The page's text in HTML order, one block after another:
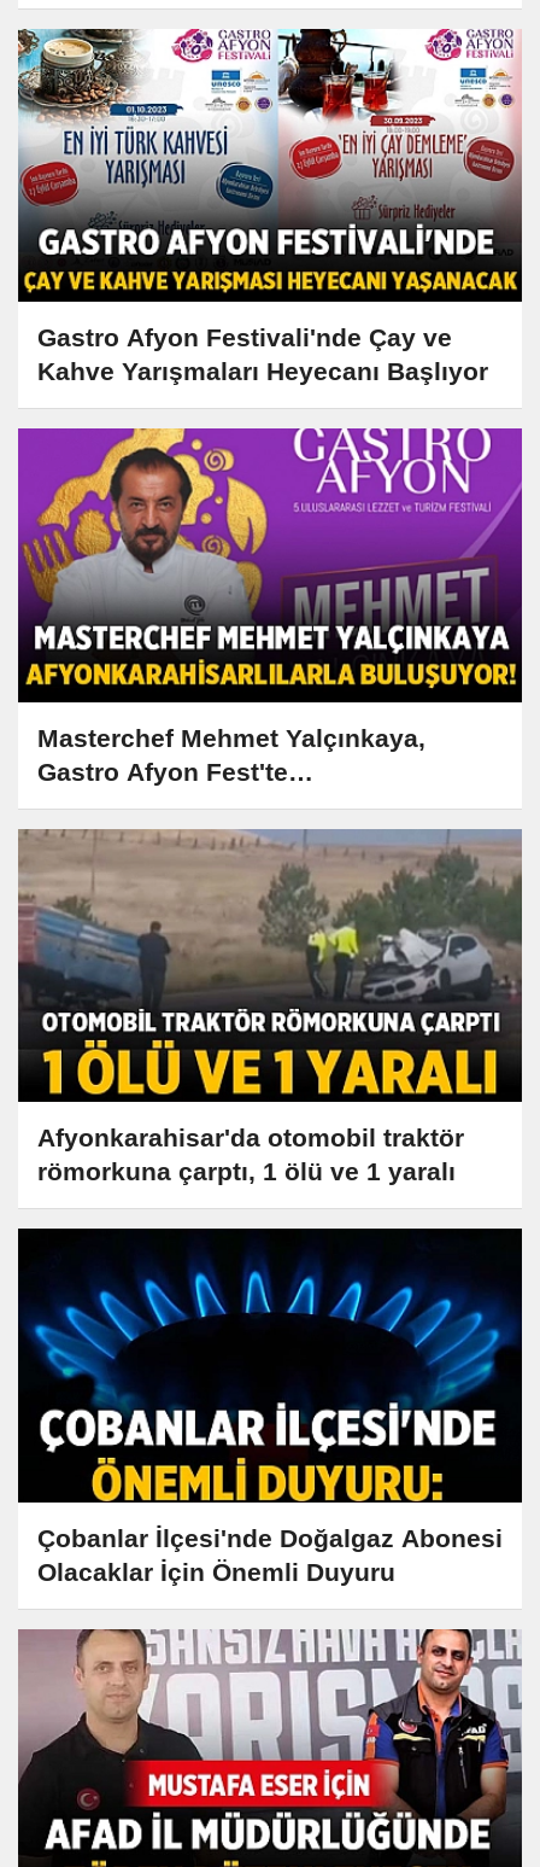
Gastro Afyon Festivali'nde Çay ve
Kahve Yarışmaları Heyecanı Başlıyor
Masterchef Mehmet Yalçınkaya,
Gastro Afyon Fest'te
Afyonkarahisarlılarla Buluşuyor!
Afyonkarahisar'da otomobil traktör
römorkuna çarptı, 1 ölü ve 1 yaralı
Çobanlar İlçesi'nde Doğalgaz Abonesi
Olacaklar İçin Önemli Duyuru